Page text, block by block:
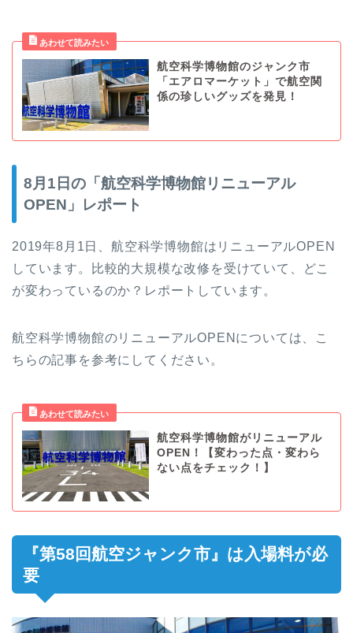
航空科学博物館のジャンク市
「エアロマーケット」で航空関
係の珍しいグッズを発見！
8月1日の「航空科学博物館リニューアル
OPEN」レポート
2019年8月1日、航空科学博物館はリニューアルOPEN
しています。比較的大規模な改修を受けていて、どこ
が変わっているのか？レポートしています。
航空科学博物館のリニューアルOPENについては、こ
ちらの記事を参考にしてください。
航空科学博物館がリニューアル
OPEN！【変わった点・変わら
ない点をチェック！】
『第58回航空ジャンク市』は入場料が必
要